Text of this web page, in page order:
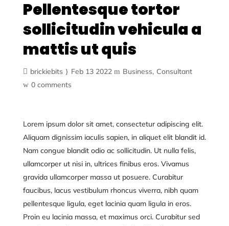
Pellentesque tortor
sollicitudin vehicula a
mattis ut quis
brickiebits Feb 13 2022 Business Consultant
0 comments
Lorem ipsum dolor sit amet, consectetur adipiscing elit.
Aliquam dignissim iaculis sapien, in aliquet elit blandit id.
Nam congue blandit odio ac sollicitudin. Ut nulla felis,
ullamcorper ut nisi in, ultrices finibus eros. Vivamus
gravida ullamcorper massa ut posuere. Curabitur
faucibus, lacus vestibulum rhoncus viverra, nibh quam
pellentesque ligula, eget lacinia quam ligula in eros.
Proin eu lacinia massa, et maximus orci. Curabitur sed